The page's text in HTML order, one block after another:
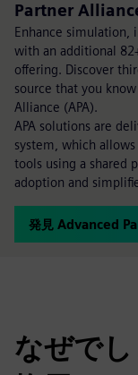
Partner
Enhance simulation,
with an additional
offering. Discover
source that you
Alliance (APA).
APA solutions are
system, which
tools using a shared
adoption and
発見 Advanced
なぜで